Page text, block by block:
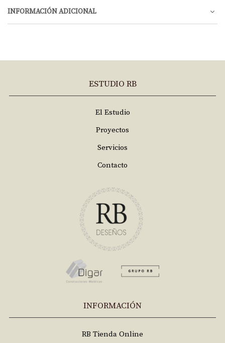
INFORMACIÓN ADICIONAL
ESTUDIO RB
El Estudio
Proyectos
Servicios
Contacto
INFORMACIÓN
RB Tienda Online